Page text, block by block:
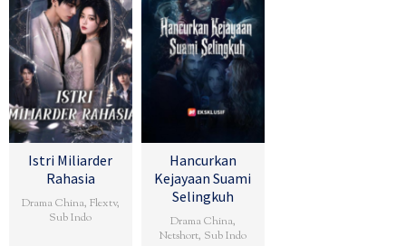
Istri Miliarder
Rahasia
Drama China, Flextv,
Sub Indo
Hancurkan
Kejayaan Suami
Selingkuh
Drama China,
Netshort, Sub Indo